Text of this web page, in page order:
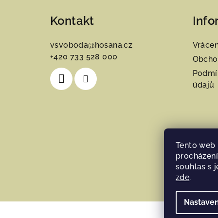
Tento
souhlas s
zde.
Kontakt
vsvoboda@hosana.cz
+420 733 528 000
údajů